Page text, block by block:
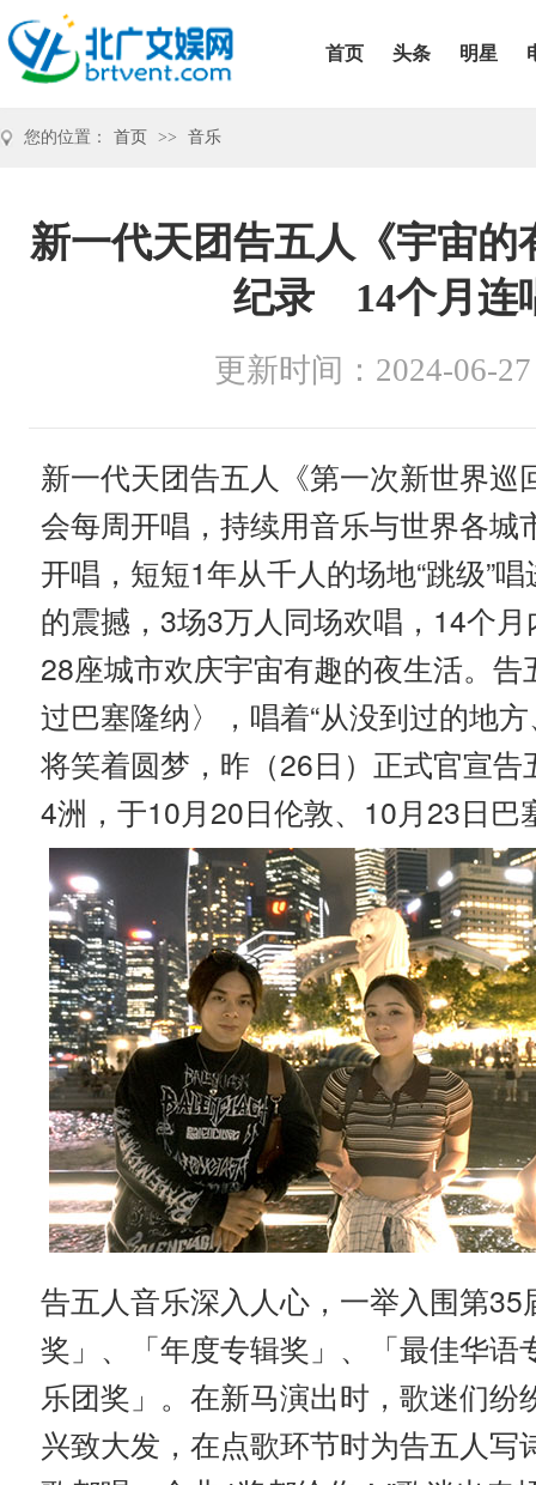
首页 头条 明星
您的位置： 首页 >> 音乐
新一代天团告五人《宇宙
纪录 14个月连
更新时间：2024-06-27
新一代天团告五人《第一次新世界
会每周开唱，持续用音乐与世界各
开唱，短短1年从千人的场地“跳级”
的震撼，3场3万人同场欢唱，14个
28座城市欢庆宇宙有趣的夜生活。
过巴塞隆纳〉，唱着“从没到过的地
将笑着圆梦，昨（26日）正式官宣
4洲，于10月20日伦敦、10月23日
告五人音乐深入人心，一举入围第
奖」、「年度专辑奖」、「最佳华
乐团奖」。在新马演出时，歌迷们
兴致大发，在点歌环节时为告五人写